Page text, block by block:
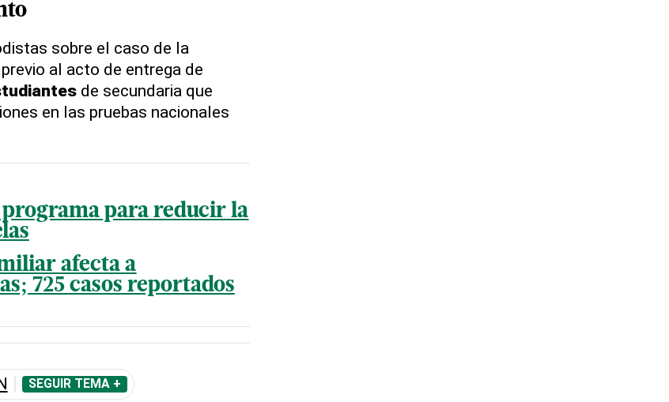
sobre el caso de la
al acto de entrega de
de secundaria que
en las pruebas nacionales
programa para reducir la
afecta a
725 casos reportados
SEGUIR TEMA +